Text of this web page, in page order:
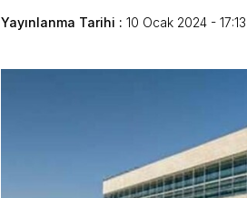
Yayınlanma Tarihi : 10 Ocak 2024 - 17:13